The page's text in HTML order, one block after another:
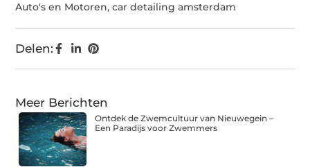
Auto's en Motoren,car detailing amsterdam
Delen:
Meer Berichten
Ontdek de Zwemcultuur van Nieuwegein –
Een Paradijs voor Zwemmers